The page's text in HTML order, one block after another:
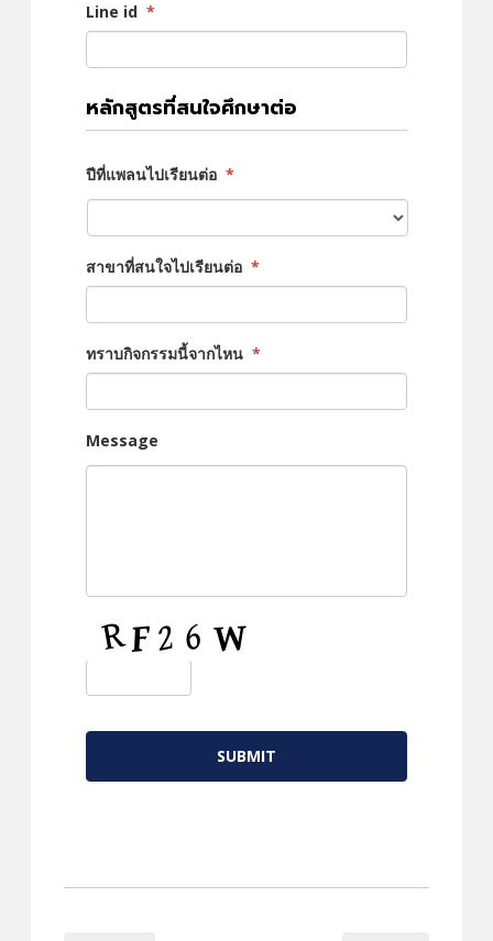
Line id *
หลักสูตรที่สนใจศึกษาต่อ
ปีที่แพลนไปเรียนต่อ *
สาขาที่สนใจไปเรียนต่อ *
ทราบกิจกรรมนี้จากไหน *
Message
CAPTCHA